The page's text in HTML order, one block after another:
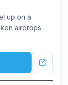
up on a
airdrops.